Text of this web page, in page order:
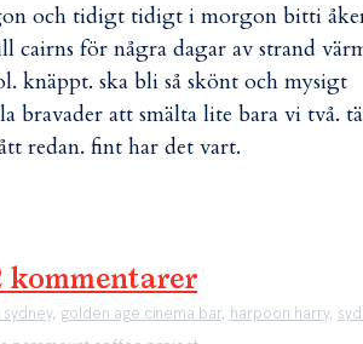
och tidigt tidigt i morgon bitti
cairns för några dagar av strand
knäppt. ska bli så skönt och mysigt
bravader att smälta lite bara vi två.
redan. fint har det vart.
kommentarer
, golden age cinema bar, harpoon harry,